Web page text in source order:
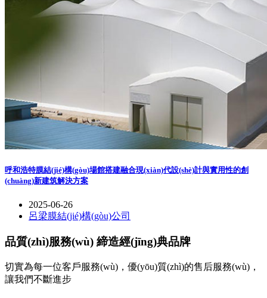
呼和浩特膜結(jié)構(gòu)場館搭建融合現(xiàn)代設(shè)計與實用性的創
(chuàng)新建筑解決方案
2025-06-26
呂梁膜結(jié)構(gòu)公司
品質(zhì)服務(wù) 締造經(jīng)典品牌
切實為每一位客戶服務(wù)，優(yōu)質(zhì)的售后服務(wù)，
讓我們不斷進步